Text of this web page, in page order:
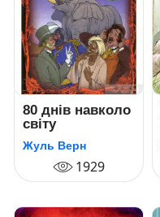
80 днів навколо
світу
Жуль Верн
1929